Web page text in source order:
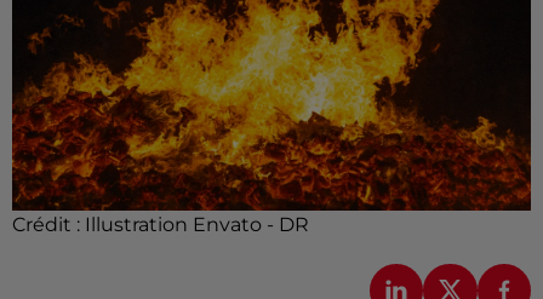
Crédit : Illustration Envato - DR